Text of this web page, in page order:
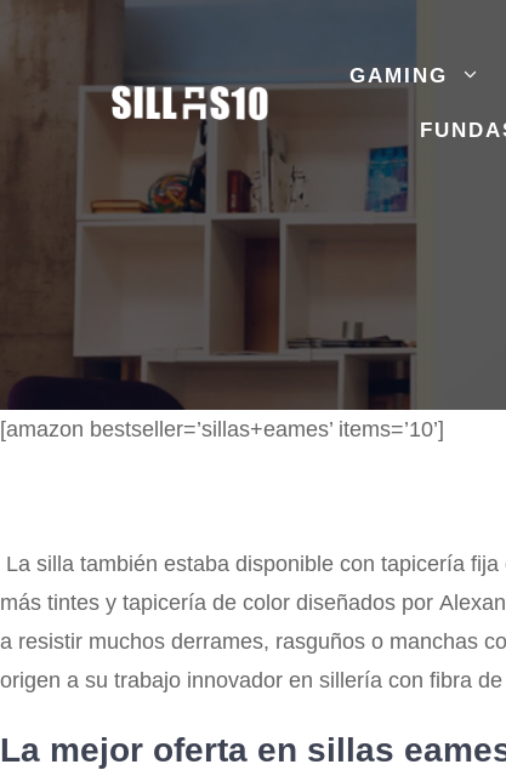
contenido
GAMING
[amazon bestseller=’sillas+eames’ items=’10’]
La silla también estaba disponible con tapicería
más tintes y tapicería de color diseñados por
a resistir muchos derrames, rasguños o manchas
origen a su trabajo innovador en sillería con fibra
La mejor oferta en sillas